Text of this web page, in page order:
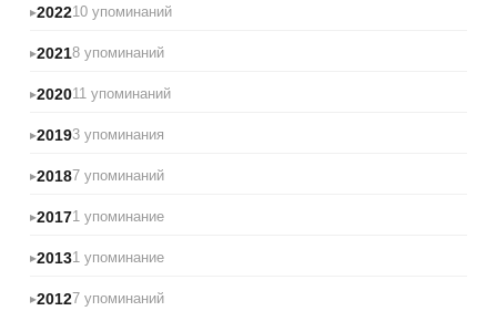
202210 упоминаний
20218 упоминаний
202011 упоминаний
20193 упоминания
20187 упоминаний
20171 упоминание
20131 упоминание
20127 упоминаний